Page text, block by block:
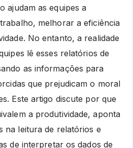
ajudam as equipes a
melhorar a eficiência
No entanto, a realidade
lê esses relatórios de
as informações para
que prejudicam o moral
Este artigo discute por que
a produtividade, aponta
na leitura de relatórios e
de interpretar os dados de